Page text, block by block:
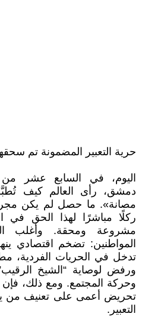
حرية التعبير المضمونة تم
اليوم، في السابع عشر
دمشق، رأى العالم كيف
مصانة». ما حصل لم يكن
ركلًا مباشرًا لهذا الحق في
مشروعة ومحقة. وأغلب
المواطنين: تضخم اقتصادي
تدخل في الحريات الفردية،
ورفض لوصاية “الشيخ
وحركة المجتمع. ومع ذلك، فإن
تحريض أعمى على تعنيف من
التعبير.